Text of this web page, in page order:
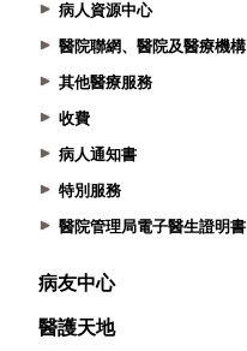
病人資源中心
醫院聯網、醫院及醫療機構
其他醫療服務
收費
病人通知書
特別服務
醫院管理局電子醫生證明書
病友中心
醫護天地